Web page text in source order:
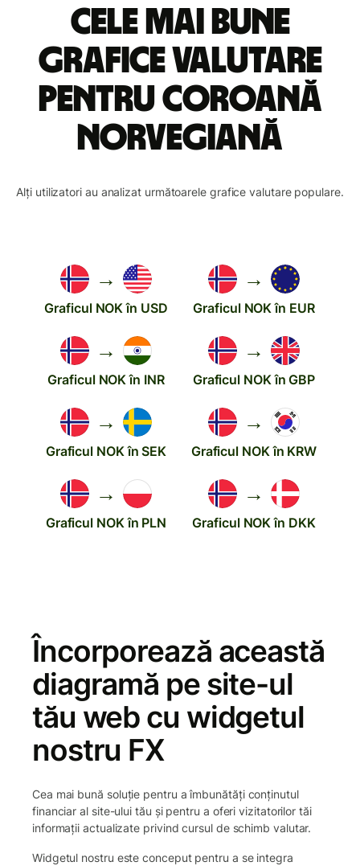
Cele mai bune
grafice valutare
pentru coroană
norvegiană
Alți utilizatori au analizat următoarele grafice valutare populare.
→
Graficul NOK în USD
→
Graficul NOK în EUR
→
Graficul NOK în INR
→
Graficul NOK în GBP
→
Graficul NOK în SEK
→
Graficul NOK în KRW
→
Graficul NOK în PLN
→
Graficul NOK în DKK
Încorporează această
diagramă pe site-ul
tău web cu widgetul
nostru FX
Cea mai bună soluție pentru a îmbunătăți conținutul
financiar al site-ului tău și pentru a oferi vizitatorilor tăi
informații actualizate privind cursul de schimb valutar.
Widgetul nostru este conceput pentru a se integra